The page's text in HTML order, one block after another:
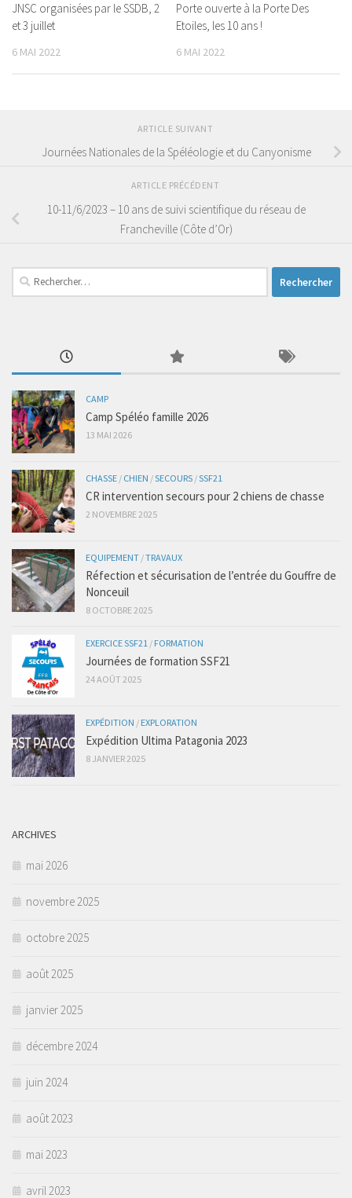
JNSC organisées par le SSDB, 2
et 3 juillet
6 MAI 2022
Porte ouverte à la Porte Des
Etoiles, les 10 ans !
6 MAI 2022
ARTICLE SUIVANT
Journées Nationales de la Spéléologie et du Canyonisme
ARTICLE PRÉCÉDENT
10-11/6/2023 – 10 ans de suivi scientifique du réseau de
Francheville (Côte d’Or)
Rechercher :
CAMP
Camp Spéléo famille 2026
13 MAI 2026
CHASSE / CHIEN /SECOURS /SSF21
CR intervention secours pour 2 chiens de chasse
2 NOVEMBRE 2025
EQUIPEMENT /TRAVAUX
Réfection et sécurisation de l’entrée du Gouffre de
Nonceuil
8 OCTOBRE 2025
EXERCICE SSF21 / FORMATION
Journées de formation SSF21
24 AOÛT 2025
EXPÉDITION / EXPLORATION
Expédition Ultima Patagonia 2023
8 JANVIER 2025
ARCHIVES
mai 2026
novembre 2025
octobre 2025
août 2025
janvier 2025
décembre 2024
juin 2024
août 2023
mai 2023
avril 2023